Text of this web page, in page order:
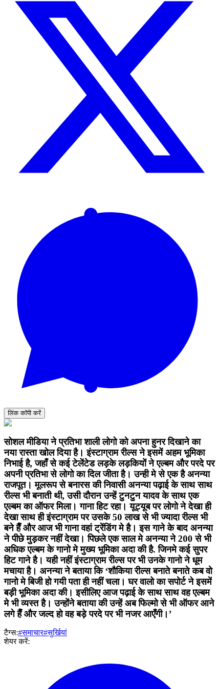
लिंक कॉपी करें
सोशल मीडिया ने प्रतिभा शाली लोगो को अपना हुनर दिखाने का
नया रास्ता खोल दिया है। इंस्टाग्राम रील्स ने इसमें अहम भूमिका
निभाई है, जहाँ से कई टेलेंटेड लड़के लड़कियों ने एल्बम और परदे पर
अपनी प्रतिभा से लोगो का दिल जीता है। उन्ही मे से एक है अनन्या
राजपूत। मूलरूप से बनारस की निवासी अनन्या पढ़ाई के साथ साथ
रील्स भी बनाती थी, उसी दौरान उन्हें टुनटुन यादव के साथ एक
एल्बम का ऑफर मिला। गाना हिट रहा। यूट्यूब पर लोगो ने देखा ही
देखा साथ ही इंस्टाग्राम पर उसके 50 लाख से भी ज्यादा रील्स भी
बने हैँ और आज भी गाना वहां ट्रेंडिंग मे है। इस गाने के बाद अनन्या
ने पीछे मुड़कर नहीं देखा। पिछले एक साल मे अनन्या ने 200 से भी
अधिक एल्बम के गानो मे मुख्य भूमिका अदा की है. जिनमे कई सुपर
हिट गाने है। यही नहीं इंस्टाग्राम रील्स पर भी उनके गानो ने धूम
मचाया है। अनन्या ने बताया कि ‘शौकिया रील्स बनाते बनाते कब वो
गानो मे बिजी हो गयी पता ही नहीं चला। घर वालो का सपोर्ट ने इसमें
बड़ी भूमिका अदा की। इसीलिए आज पढ़ाई के साथ साथ वह एल्बम
मे भी व्यस्त है। उन्होंने बताया की उन्हें अब फिल्मो से भी ऑफर आने
लगे हैँ और जल्द हो वह बड़े परदे पर भी नजर आएँगी।’
टैग्स:#समाचार#सुर्खियां
शेयर करें: